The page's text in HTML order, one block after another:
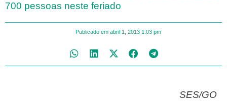
700 pessoas neste feriado
Publicado em abril 1, 2013 1:03 pm
SES/GO